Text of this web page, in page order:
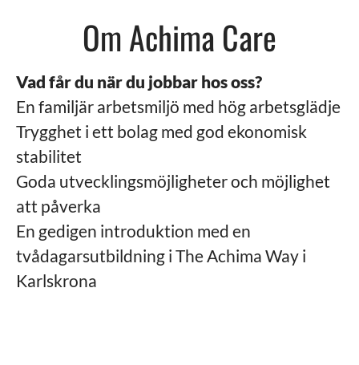
Om Achima Care
Vad får du när du jobbar hos oss?
En familjär arbetsmiljö med hög arbetsglädje
Trygghet i ett bolag med god ekonomisk
stabilitet
Goda utvecklingsmöjligheter och möjlighet
att påverka
En gedigen introduktion med en
tvådagarsutbildning i The Achima Way i
Karlskrona